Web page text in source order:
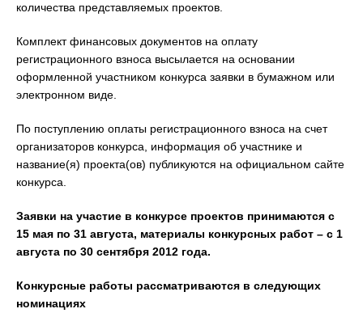
количества представляемых проектов.
Комплект финансовых документов на оплату
регистрационного взноса высылается на основании
оформленной участником конкурса заявки в бумажном или
электронном виде.
По поступлению оплаты регистрационного взноса на счет
организаторов конкурса, информация об участнике и
название(я) проекта(ов) публикуются на официальном сайте
конкурса.
Заявки на участие в конкурсе проектов принимаются с
15 мая по 31 августа, материалы конкурсных работ – с 1
августа по 30 сентября 2012 года.
Конкурсные работы рассматриваются в следующих
номинациях